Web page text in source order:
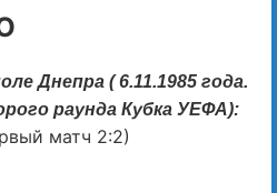
Днепра ( 6.11.1985 года.
раунда Кубка УЕФА):
матч 2:2)